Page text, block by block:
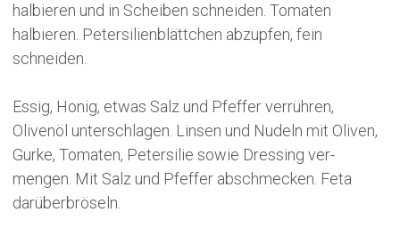
halbieren und in Scheiben schneiden. Tomaten
halbieren. Petersilienblättchen abzupfen, fein
schneiden.
Essig, Honig, etwas Salz und Pfeffer verrühren,
Olivenöl unterschlagen. Linsen und Nudeln mit Oliven,
Gurke, Tomaten, ­Petersilie sowie Dressing ver­
mengen. Mit Salz und Pfeffer abschmecken. Feta
darüberbröseln.